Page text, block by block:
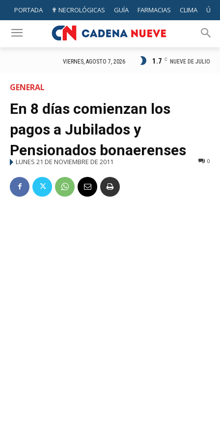
PORTADA ✟ NECROLÓGICAS GUÍA FARMACIAS CLIMA
VIERNES, AGOSTO 7, 2026 1.7 C NUEVE DE JULIO
GENERAL
En 8 días comienzan los
pagos a Jubilados y
Pensionados bonaerenses
LUNES 21 DE NOVIEMBRE DE 2011 0